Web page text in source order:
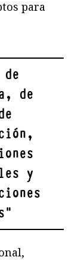
para
de
y
"